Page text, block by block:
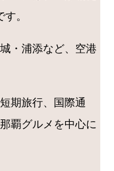
。
・浦添など、空港
短期旅行、国際通
覇グルメを中心に